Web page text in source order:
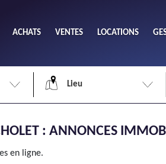
ACHATS VENTES LOCATIONS
Lieu
: ANNONCES
en ligne.